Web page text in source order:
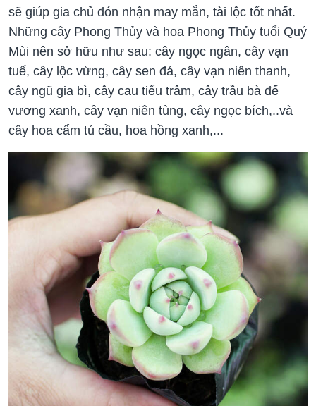
sẽ giúp gia chủ đón nhận may mắn, tài lộc tốt nhất.
Những cây Phong Thủy và hoa Phong Thủy tuổi Quý
Mùi nên sở hữu như sau: cây ngọc ngân, cây vạn
tuế, cây lộc vừng, cây sen đá, cây vạn niên thanh,
cây ngũ gia bì, cây cau tiểu trâm, cây trầu bà đế
vương xanh, cây vạn niên tùng, cây ngọc bích,..và
cây hoa cẩm tú cầu, hoa hồng xanh,...